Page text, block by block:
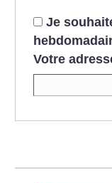
Je
Votre